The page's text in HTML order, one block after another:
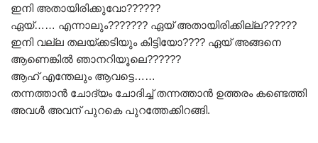
ഇനി അതായിരിക്കുവോ??????
ഏയ്‌…… എന്നാലും??????? ഏയ് അതായിരിക്കില്ല??????
ഇനി വല്ല തലയ്ക്കടിയും കിട്ടിയോ???? ഏയ്‌ അങ്ങനെ
ആണെങ്കിൽ ഞാനറിയൂലെ??????
ആഹ് എന്തേലും ആവട്ടെ……
തന്നത്താൻ ചോദ്യം ചോദിച്ച് തന്നത്താൻ ഉത്തരം കണ്ടെത്തി
അവൾ അവന് പുറകെ പുറത്തേക്കിറങ്ങി.